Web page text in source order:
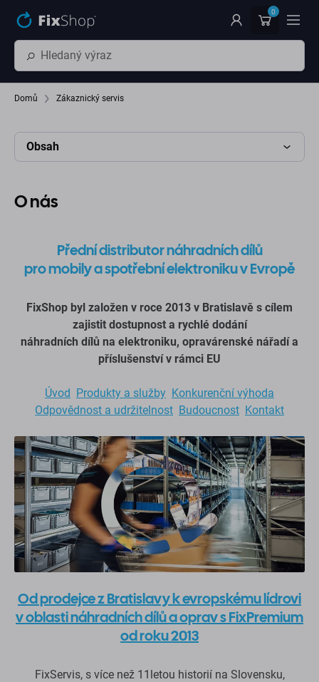
0
Domů Zákaznický servis
Obsah
O nás
Přední distributor náhradních dílů
pro mobily a spotřební elektroniku v Evropě
FixShop byl založen v roce 2013 v Bratislavě s cílem
zajistit dostupnost a rychlé dodání
náhradních dílů na elektroniku, opravárenské nářadí a
příslušenství v rámci EU
Úvod Produkty a služby Konkurenční výhoda
Odpovědnost a udržitelnost Budoucnost Kontakt
Od prodejce z Bratislavy k evropskému lídrovi
v oblasti náhradních dílů a oprav s FixPremium
od roku 2013
FixServis, s více než 11letou historií na Slovensku,